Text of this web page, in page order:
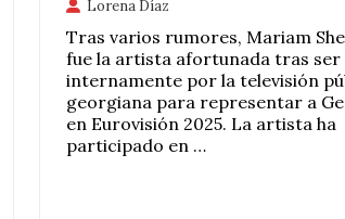
Lorena Díaz
Tras varios rumores, Mariam
fue la artista afortunada tras ser
internamente por la televisión
georgiana para representar a
en Eurovisión 2025. La artista ha
participado en …